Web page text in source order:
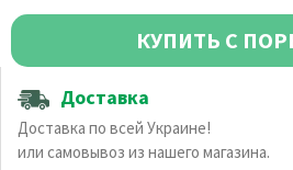
КУПИТЬ С
Доставка
Доставка по всей Украине!
или самовывоз из нашего магазина.